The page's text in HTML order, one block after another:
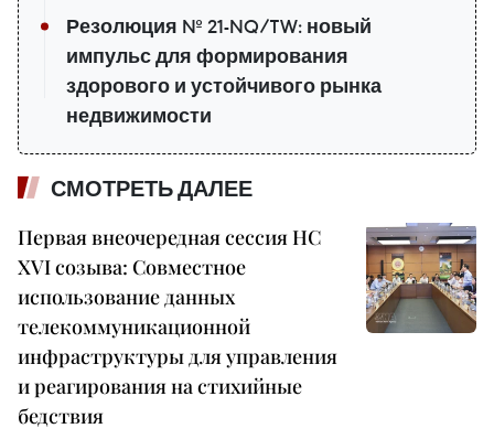
Резолюция № 21-NQ/TW: новый
импульс для формирования
здорового и устойчивого рынка
недвижимости
СМОТРЕТЬ ДАЛЕЕ
Первая внеочередная сессия НС
XVI созыва: Совместное
использование данных
телекоммуникационной
инфраструктуры для управления
и реагирования на стихийные
бедствия